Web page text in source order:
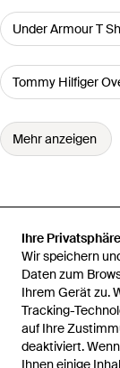
Ihre
Wir speichern
Daten zum
Ihrem Gerät zu.
Tracking-
auf Ihre
deaktiviert.
Ihnen einige
Under Armour T
Tommy Hilfiger
Mehr anzeigen
Startseite Damen
Signature Legeres
Hilfe und